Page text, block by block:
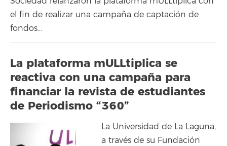
el fin de realizar una campaña de captación de
fondos…
La plataforma mULLtiplica se
reactiva con una campaña para
financiar la revista de estudiantes
de Periodismo “360”
La Universidad de La Laguna,
a través de su Fundación